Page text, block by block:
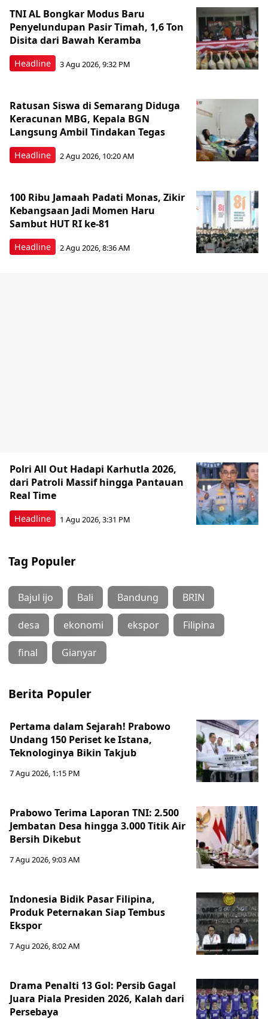
Headline
TNI AL Bongkar Modus Baru
Penyelundupan Pasir Timah, 1,6 Ton
Disita dari Bawah Keramba
3 Agu 2026, 9:32 PM
Headline
Ratusan Siswa di Semarang Diduga
Keracunan MBG, Kepala BGN
Langsung Ambil Tindakan Tegas
2 Agu 2026, 10:20 AM
Headline
100 Ribu Jamaah Padati Monas, Zikir
Kebangsaan Jadi Momen Haru
Sambut HUT RI ke-81
2 Agu 2026, 8:36 AM
Headline
Polri All Out Hadapi Karhutla 2026,
dari Patroli Massif hingga Pantauan
Real Time
1 Agu 2026, 3:31 PM
Tag Populer
Bajul ijo Bali Bandung BRIN
desa ekonomi ekspor Filipina
final Gianyar
Berita Populer
Pertama dalam Sejarah! Prabowo
Undang 150 Periset ke Istana,
Teknologinya Bikin Takjub
7 Agu 2026, 1:15 PM
Prabowo Terima Laporan TNI: 2.500
Jembatan Desa hingga 3.000 Titik Air
Bersih Dikebut
7 Agu 2026, 9:03 AM
Indonesia Bidik Pasar Filipina,
Produk Peternakan Siap Tembus
Ekspor
7 Agu 2026, 8:02 AM
Drama Penalti 13 Gol: Persib Gagal
Juara Piala Presiden 2026, Kalah dari
Persebaya